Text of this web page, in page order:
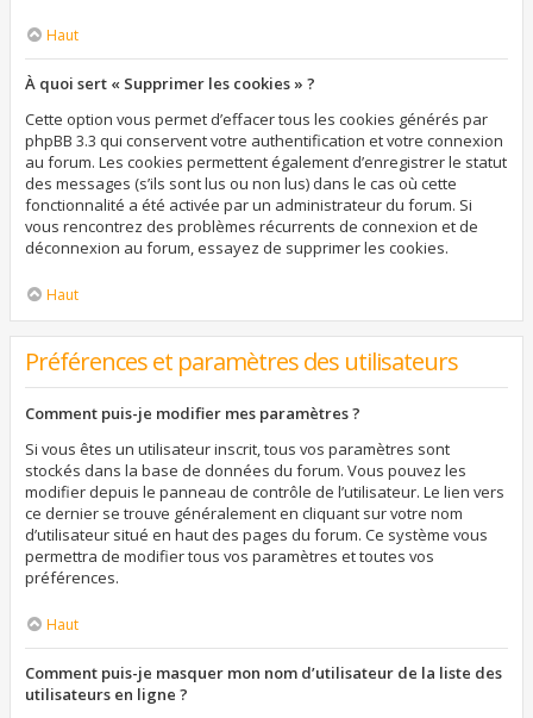
Haut
À quoi sert « Supprimer les cookies » ?
Cette option vous permet d’effacer tous les cookies générés par
phpBB 3.3 qui conservent votre authentification et votre connexion
au forum. Les cookies permettent également d’enregistrer le statut
des messages (s’ils sont lus ou non lus) dans le cas où cette
fonctionnalité a été activée par un administrateur du forum. Si
vous rencontrez des problèmes récurrents de connexion et de
déconnexion au forum, essayez de supprimer les cookies.
Haut
Préférences et paramètres des utilisateurs
Comment puis-je modifier mes paramètres ?
Si vous êtes un utilisateur inscrit, tous vos paramètres sont
stockés dans la base de données du forum. Vous pouvez les
modifier depuis le panneau de contrôle de l’utilisateur. Le lien vers
ce dernier se trouve généralement en cliquant sur votre nom
d’utilisateur situé en haut des pages du forum. Ce système vous
permettra de modifier tous vos paramètres et toutes vos
préférences.
Haut
Comment puis-je masquer mon nom d’utilisateur de la liste des
utilisateurs en ligne ?